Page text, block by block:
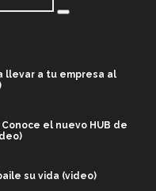
llevar a tu empresa al
el nuevo HUB de
su vida (video)